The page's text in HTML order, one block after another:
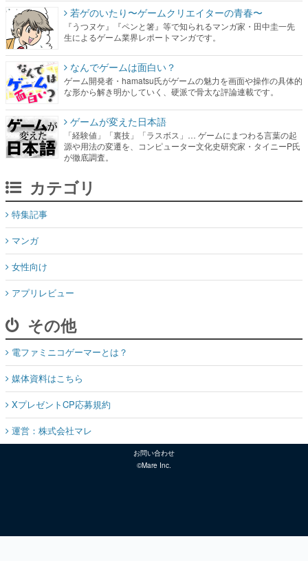
若ゲのいたり〜ゲームクリエイターの青春〜
『うつヌケ』『ペンと箸』等で知られるマンガ家・田中圭一先
生によるゲーム業界レポートマンガです。
なんでゲームは面白い？
ゲーム開発者・hamatsu氏がゲームの魅力を画面や操作の具体的
な形から解き明かしていく、硬派で骨太な評論連載です。
ゲームが変えた日本語
「経験値」「裏技」「ラスボス」… ゲームにまつわる言葉の起
源や用法の変遷を、コンピューター文化史研究家・タイニーP氏
が徹底調査。
カテゴリ
特集記事
マンガ
女性向け
アプリレビュー
その他
電ファミニコゲーマーとは？
媒体資料はこちら
XプレゼントCP応募規約
運営：株式会社マレ
お問い合わせ
©Mare Inc.